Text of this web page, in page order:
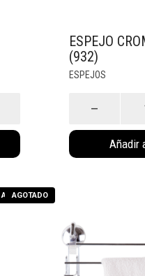
ESPEJO
(932)
ESPEJOS
Cromado
(932)
cantidad
Añadir
AGOTADO
AGOTADO